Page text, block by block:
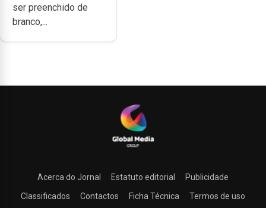
ser preenchido de
branco,...
Acerca do Jornal Estatuto editorial
Publicidade
Classificados
Contactos Ficha Técnica Termos de uso